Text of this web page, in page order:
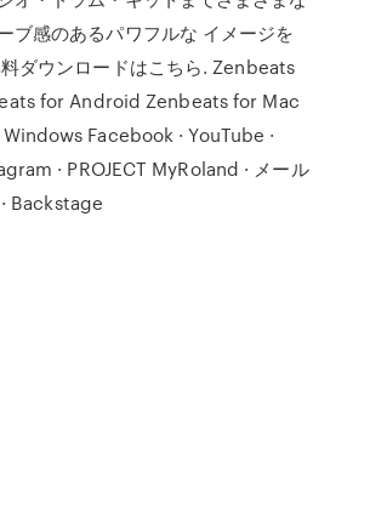
ブ感のあるパワフルな イメージを
ダウンロードはこちら. Zenbeats
for Android Zenbeats for Mac
Facebook · YouTube ·
· PROJECT MyRoland · メール
Backstage